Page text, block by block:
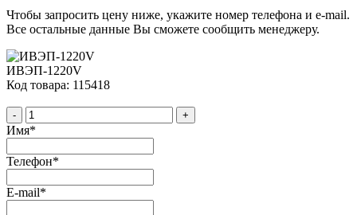
Чтобы запросить цену ниже, укажите номер телефона и e-mail.
Все остальные данные Вы сможете сообщить менеджеру.
ИВЭП-1220V
Код товара: 115418
- +
Имя*
Телефон*
E-mail*